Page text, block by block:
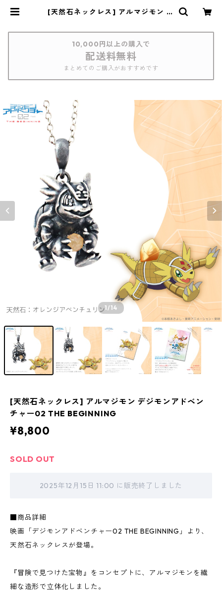
[天然石ネックレス] アルマジモン デ
10,000円以上の購入で
配送料無料
まとめてのご購入がおすすめです
1/14
[天然石ネックレス] アルマジモン デジモンアドベン
チャー02 THE BEGINNING
¥8,800
SOLD OUT
2025年12月15日 11:00 に販売終了しました
■商品詳細
映画「デジモンアドベンチャー02 THE BEGINNING」より、
天然石ネックレスが登場。
『冒険で見つけた宝物』をコンセプトに、アルマジモンを繊
細な造形で立体化しました。